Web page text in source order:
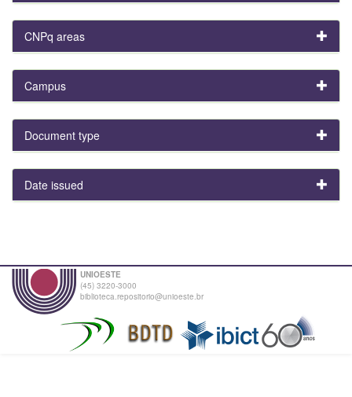
CNPq areas
Campus
Document type
Date issued
UNIOESTE
(45) 3220-3000
biblioteca.repositorio@unioeste.br